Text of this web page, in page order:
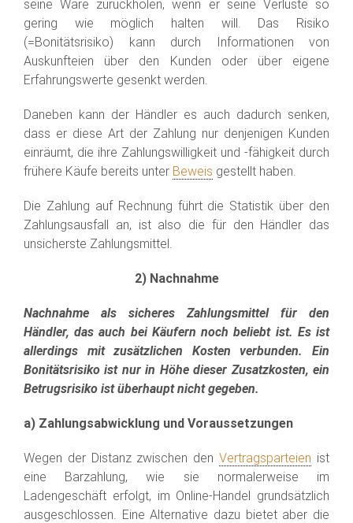
seine Ware zurückholen, wenn er seine Verluste so
gering wie möglich halten will. Das Risiko
(=Bonitätsrisiko) kann durch Informationen von
Auskunfteien über den Kunden oder über eigene
Erfahrungswerte gesenkt werden.
Daneben kann der Händler es auch dadurch senken,
dass er diese Art der Zahlung nur denjenigen Kunden
einräumt, die ihre Zahlungswilligkeit und -fähigkeit durch
frühere Käufe bereits unter Beweis gestellt haben.
Die Zahlung auf Rechnung führt die Statistik über den
Zahlungsausfall an, ist also die für den Händler das
unsicherste Zahlungsmittel.
2) Nachnahme
Nachnahme als sicheres Zahlungsmittel für den
Händler, das auch bei Käufern noch beliebt ist. Es ist
allerdings mit zusätzlichen Kosten verbunden. Ein
Bonitätsrisiko ist nur in Höhe dieser Zusatzkosten, ein
Betrugsrisiko ist überhaupt nicht gegeben.
a) Zahlungsabwicklung und Voraussetzungen
Wegen der Distanz zwischen denVertragsparteien ist
eine Barzahlung, wie sie normalerweise im
Ladengeschäft erfolgt, im Online-Handel grundsätzlich
ausgeschlossen. Eine Alternative dazu bietet aber die